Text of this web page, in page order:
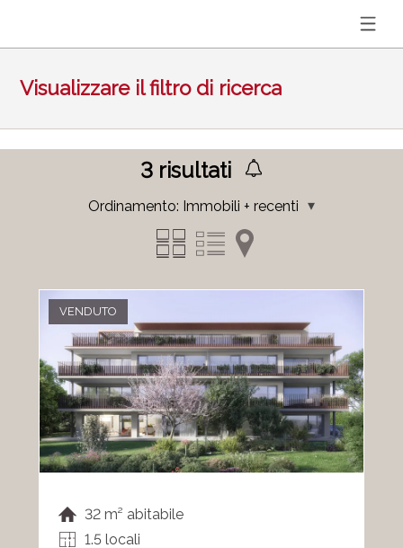
Visualizzare il filtro di ricerca
3risultati
Ordinamento: Immobili + recenti
VENDUTO
32 m² abitabile
1.5 locali